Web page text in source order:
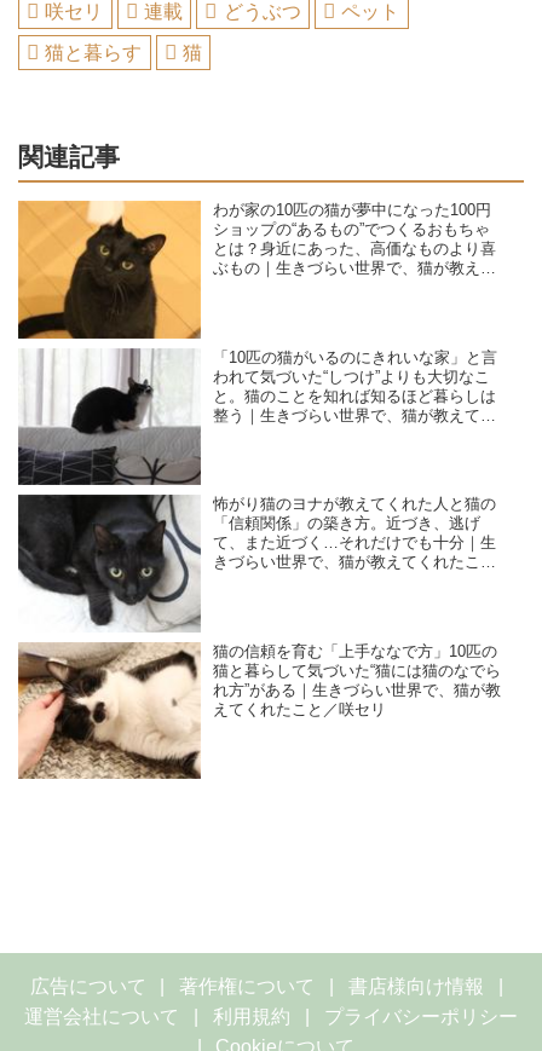
咲セリ
連載 どうぶつ
ペット
猫と暮らす
猫
関連記事
わが家の10匹の猫が夢中になった100円
ショップの“あるもの”でつくるおもちゃ
とは？身近にあった、高価なものより喜
ぶもの｜生きづらい世界で、猫が教えて
「10匹の猫がいるのにきれいな家」と言
われて気づいた“しつけ”よりも大切なこ
と。猫のことを知れば知るほど暮らしは
整う｜生きづらい世界で、猫が教えてく
怖がり猫のヨナが教えてくれた人と猫の
「信頼関係」の築き方。近づき、逃げ
て、また近づく…それだけでも十分｜生
きづらい世界で、猫が教えてくれたこと
猫の信頼を育む「上手ななで方」10匹の
猫と暮らして気づいた“猫には猫のなでら
れ方”がある｜生きづらい世界で、猫が教
えてくれたこと／咲セリ
広告について 著作権について
書店様向け情報
運営会社について
利用規約
プライバシーポリシー